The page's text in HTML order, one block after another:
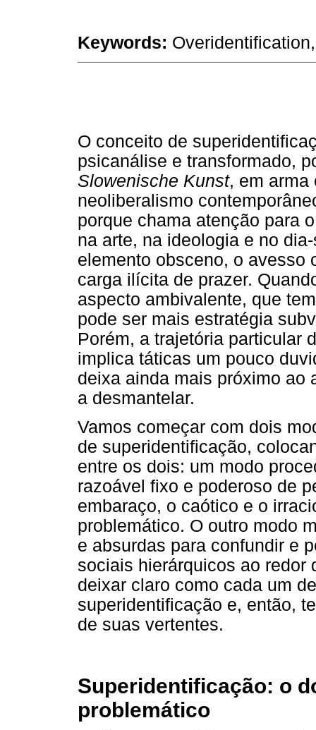
Keywords:
O conceito de
psicanálise e transformado,
Slowenische Kunst, em arma
neoliberalismo
porque chama atenção para
na arte, na ideologia e no
elemento obsceno, o avesso
carga ilícita de prazer.
aspecto ambivalente, que
pode ser mais estratégia
Porém, a trajetória particular
implica táticas um pouco
deixa ainda mais próximo ao
a desmantelar.
Vamos começar com dois
de superidentificação,
entre os dois: um modo
razoável fixo e poderoso de
embaraço, o caótico e o
problemático. O outro modo
e absurdas para confundir e
sociais hierárquicos ao redor
deixar claro como cada um
superidentificação e, então,
de suas vertentes.
Superidentificação: o
problemático